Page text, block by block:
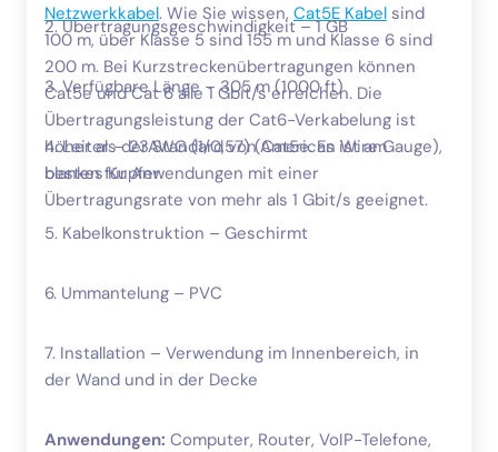
Netzwerkkabel. Wie Sie wissen, Cat5E Kabel sind
100 m, über Klasse 5 sind 155 m und Klasse 6 sind
200 m. Bei Kurzstreckenübertragungen können
Cat5e und Cat 6 alle 1 Gbit/s erreichen. Die
Übertragungsleistung der Cat6-Verkabelung ist
höher als der Standard von Cat5e. Es ist am
besten für Anwendungen mit einer
Übertragungsrate von mehr als 1 Gbit/s geeignet.
2. Übertragungsgeschwindigkeit – 1 GB
3. Verfügbare Länge – 305 m (1000 ft)
4. Leiter – 23AWG (1/0,57) (American Wire Gauge),
blankes Kupfer
5. Kabelkonstruktion – Geschirmt
6. Ummantelung – PVC
7. Installation – Verwendung im Innenbereich, in
der Wand und in der Decke
Anwendungen: Computer, Router, VoIP-Telefone,